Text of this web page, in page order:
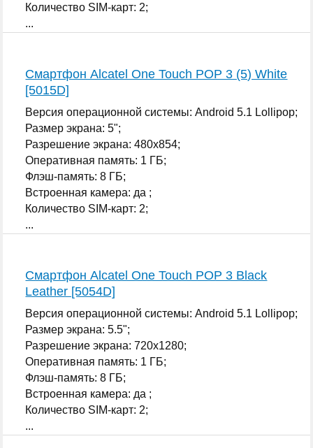
Количество SIM-карт: 2;
...
Смартфон Alcatel One Touch POP 3 (5) White
[5015D]
Версия операционной системы: Android 5.1 Lollipop;
Размер экрана: 5";
Разрешение экрана: 480x854;
Оперативная память: 1 ГБ;
Флэш-память: 8 ГБ;
Встроенная камера: да ;
Количество SIM-карт: 2;
...
Смартфон Alcatel One Touch POP 3 Black
Leather [5054D]
Версия операционной системы: Android 5.1 Lollipop;
Размер экрана: 5.5";
Разрешение экрана: 720x1280;
Оперативная память: 1 ГБ;
Флэш-память: 8 ГБ;
Встроенная камера: да ;
Количество SIM-карт: 2;
...